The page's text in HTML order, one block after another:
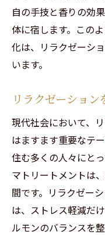
自の手技と香りの効
体に宿します。この
化は、リラクゼーシ
います。
リラクゼーショ
現代社会において、
はますます重要なテ
住む多くの人々にと
マトリートメントは
間です。リラクゼー
は、ストレス軽減だ
ルモンのバランスを